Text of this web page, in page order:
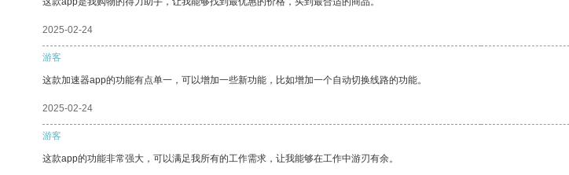
2025-02-24
游客
这款加速器app的功能有点单一，可以增加一些新功能，比如增加一个自动切换线路的功能。
2025-02-24
游客
这款app的功能非常强大，可以满足我所有的工作需求，让我能够在工作中游刃有余。